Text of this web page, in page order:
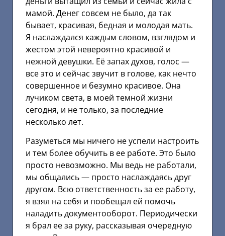
мамой. Денег совсем не было, да так
бывает, красивая, бедная и молодая мать.
Я наслаждался каждым словом, взглядом и
жестом этой невероятно красивой и
нежной девушки. Её запах духов, голос —
все это и сейчас звучит в голове, как нечто
совершенное и безумно красивое. Она
лучиком света, в моей темной жизни
сегодня, и не только, за последние
несколько лет.
Разуметься мы ничего не успели настроить
и тем более обучить в ее работе. Это было
просто невозможно. Мы ведь не работали,
мы общались — просто наслаждаясь друг
другом. Всю ответственность за ее работу,
я взял на себя и пообещал ей помочь
наладить документооборот. Периодически
я брал ее за руку, рассказывая очередную